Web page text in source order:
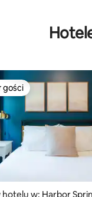
gości
gości
hotelu w: Harbor